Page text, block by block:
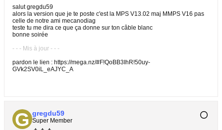
salut gregdu59
alors la version que je te poste c'est la MPS V13.02 maj MMPS V16 pas
celle de notre ami mecanodiag
teste tu me dira ce que ça donne sur ton câble blanc
bonne soirée
- - - Mis à jour - - -
pardon le lien : https://mega.nz/#F!QoBB3IhR!50uy-
GVk2SV0iL_eAJYC_A
gregdu59
Super Member